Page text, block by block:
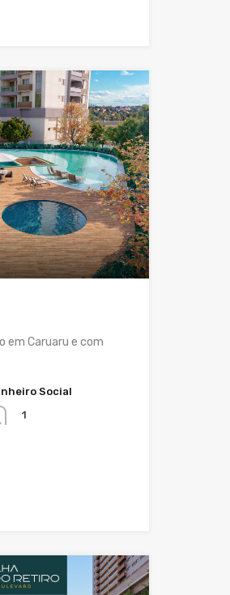
em Caruaru e com
Social
1